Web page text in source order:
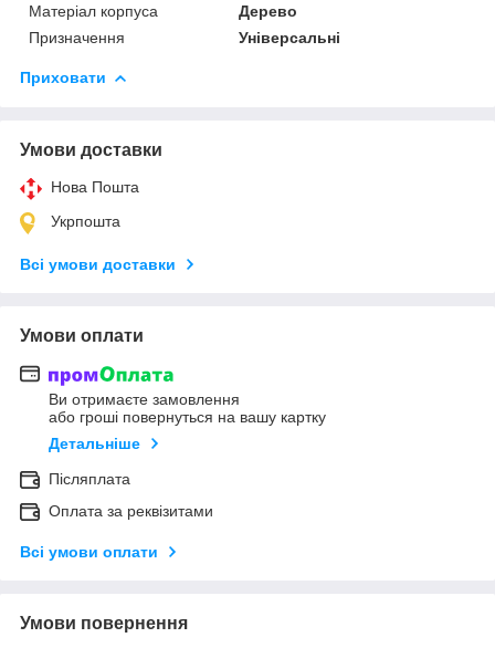
Матеріал корпуса
Дерево
Призначення
Універсальні
Приховати
Умови доставки
Нова Пошта
Укрпошта
Всі умови доставки
Умови оплати
Ви отримаєте замовлення
або гроші повернуться на вашу картку
Детальніше
Післяплата
Оплата за реквізитами
Всі умови оплати
Умови повернення